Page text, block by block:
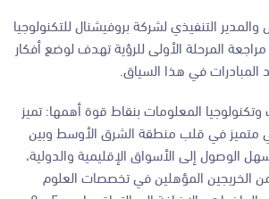
التنفيذي لشركة بروفيشنال للتكنولوجيا
المرحلة الأولى للرؤية تهدف لوضع أفكار
في هذا السياق.
المعلومات بنقاط قوة أهمها: تميز
متميز في قلب منطقة الشرق الأوسط وبين
الوصول إلى الأسواق الإقليمية والدولية،
الخريجين المؤهلين في تخصصات العلوم